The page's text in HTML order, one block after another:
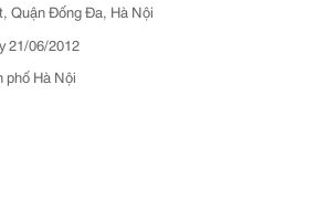
Quận Đống Đa, Hà Nội
21/06/2012
Hà Nội